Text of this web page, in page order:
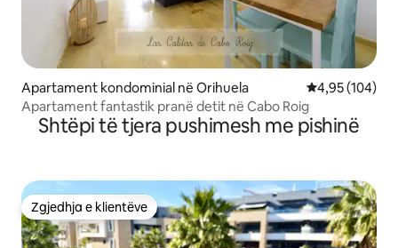
Apartament kondominial në Orihuela Vlerësimi
4,95 (104)
Apartament fantastik pranë detit në Cabo Roig
Shtëpi të tjera pushimesh me pishinë
Zgjedhja e klientëve
Zgjedhja e klientëve